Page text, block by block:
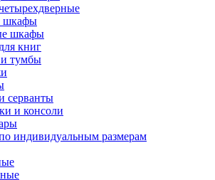
шкафы
шкафы
книг
тумбы
серванты
и консоли
индивидуальным размерам